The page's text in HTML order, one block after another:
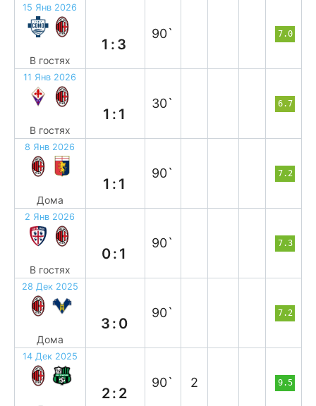
15 Янв 2026
В гостях
1:3
90` 7.0
11 Янв 2026
В гостях
1:1
30` 6.7
8 Янв 2026
Дома
1:1
90` 7.2
2 Янв 2026
В гостях
0:1
90` 7.3
28 Дек 2025
Дома
3:0
90` 7.2
14 Дек 2025
2:2
90` 2 9.5